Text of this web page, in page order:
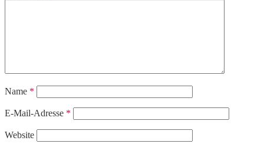
Name *
E-Mail-Adresse *
Website